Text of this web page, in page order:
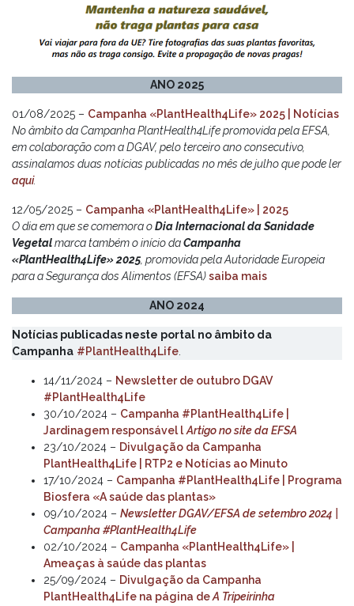
ANO 2025
01/08/2025 – Campanha «PlantHealth4Life» 2025 | Notícias
No âmbito da Campanha PlantHealth4Life promovida pela EFSA,
em colaboração com a DGAV, pelo terceiro ano consecutivo,
assinalamos duas notícias publicadas no mês de julho que pode ler
aqui.
12/05/2025 – Campanha «PlantHealth4Life» | 2025
O dia em que se comemora oDia Internacional da Sanidade
Vegetalmarca também o início daCampanha
«PlantHealth4Life» 2025, promovida pela Autoridade Europeia
para a Segurança dos Alimentos (EFSA)saiba mais
ANO 2024
Notícias publicadas neste portal no âmbito da
Campanha #PlantHealth4Life.
14/11/2024 – Newsletter de outubro DGAV
#PlantHealth4Life
30/10/2024 – Campanha #PlantHealth4Life |
Jardinagem responsável l Artigo no site da EFSA
23/10/2024 – Divulgação da Campanha
PlantHealth4Life | RTP2 e Notícias ao Minuto
17/10/2024 – Campanha #PlantHealth4Life | Programa
Biosfera «A saúde das plantas»
09/10/2024 – Newsletter DGAV/EFSA de setembro 2024 |
Campanha #PlantHealth4Life
02/10/2024 – Campanha «PlantHealth4Life» |
Ameaças à saúde das plantas
25/09/2024 – Divulgação da Campanha
PlantHealth4Life na página deA Tripeirinha